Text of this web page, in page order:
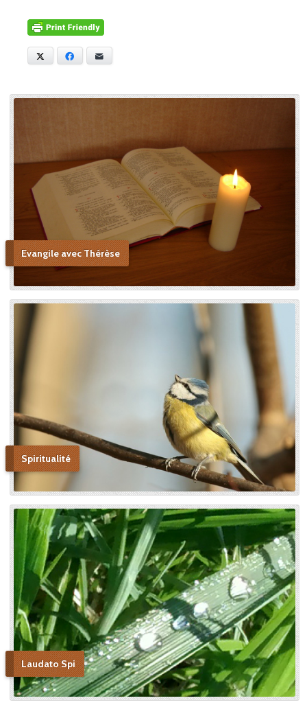
Facebook
Evangile avec Thérèse
Spiritualité
Laudato Spi